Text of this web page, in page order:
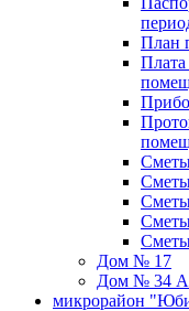
План
Дом № 17
Дом № 34 А
микрорайон